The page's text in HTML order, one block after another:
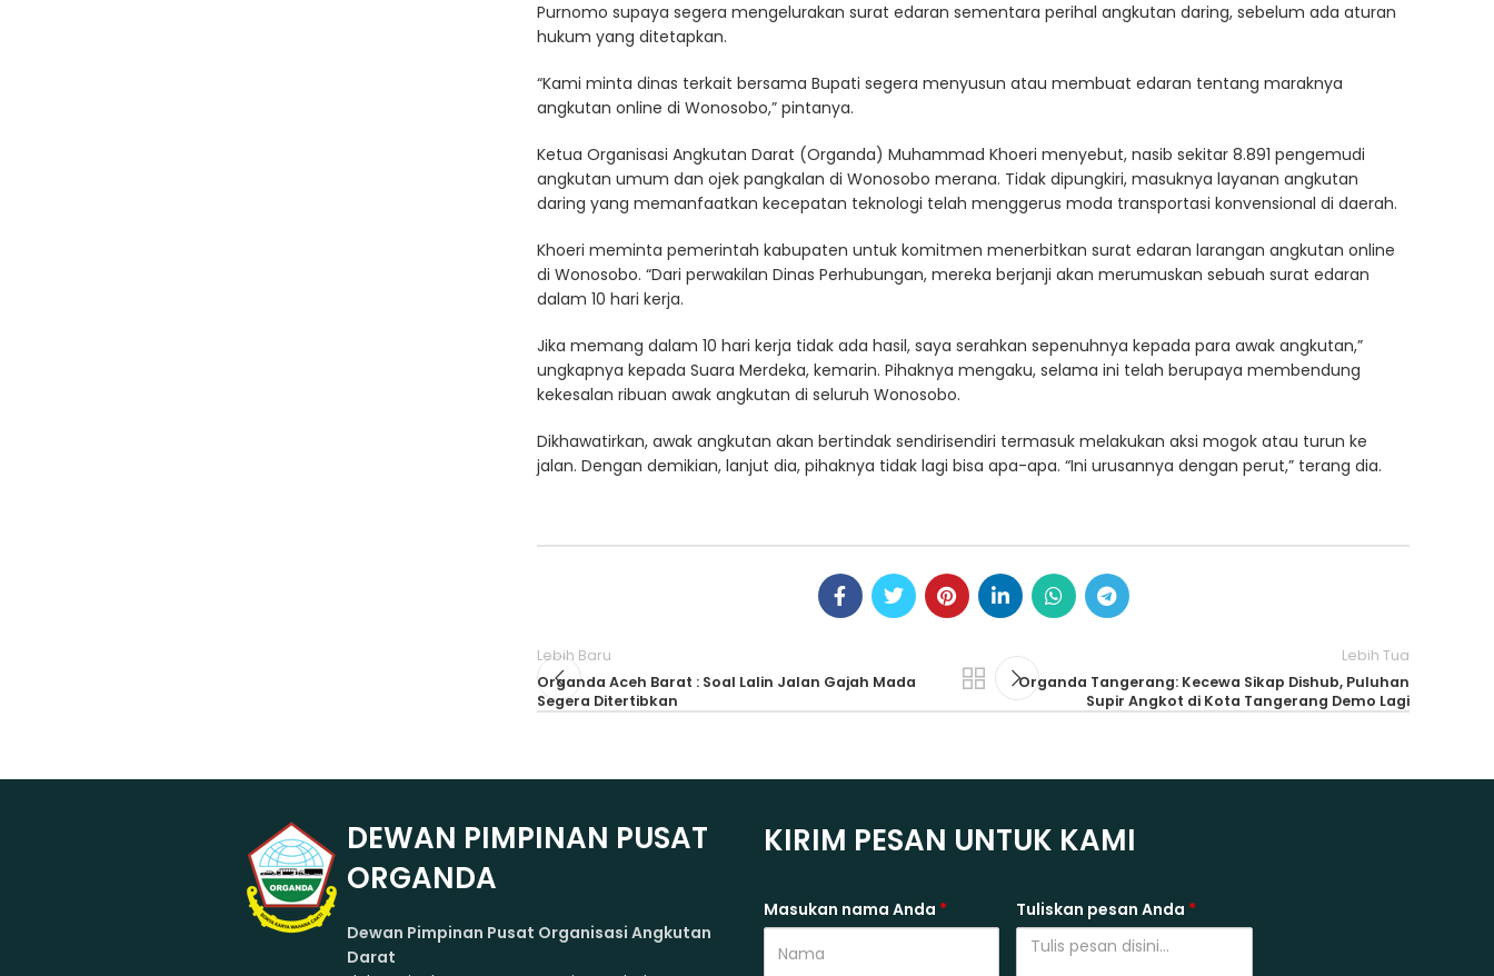
Purnomo supaya segera mengelurakan surat edaran sementara perihal angkutan daring, sebelum ada aturan
hukum yang ditetapkan.
“Kami minta dinas terkait bersama Bupati segera menyusun atau membuat edaran tentang maraknya
angkutan online di Wonosobo,” pintanya.
Ketua Organisasi Angkutan Darat (Organda) Muhammad Khoeri menyebut, nasib sekitar 8.891 pengemudi
angkutan umum dan ojek pangkalan di Wonosobo merana. Tidak dipungkiri, masuknya layanan angkutan
daring yang memanfaatkan kecepatan teknologi telah menggerus moda transportasi konvensional di daerah.
Khoeri meminta pemerintah kabupaten untuk komitmen menerbitkan surat edaran larangan angkutan online
di Wonosobo. “Dari perwakilan Dinas Perhubungan, mereka berjanji akan merumuskan sebuah surat edaran
dalam 10 hari kerja.
Jika memang dalam 10 hari kerja tidak ada hasil, saya serahkan sepenuhnya kepada para awak angkutan,”
ungkapnya kepada Suara Merdeka, kemarin. Pihaknya mengaku, selama ini telah berupaya membendung
kekesalan ribuan awak angkutan di seluruh Wonosobo.
Dikhawatirkan, awak angkutan akan bertindak sendirisendiri termasuk melakukan aksi mogok atau turun ke
jalan. Dengan demikian, lanjut dia, pihaknya tidak lagi bisa apa-apa. “Ini urusannya dengan perut,” terang dia.
Lebih Baru
Organda Aceh Barat : Soal Lalin Jalan Gajah Mada
Segera Ditertibkan
Lebih Tua
Organda Tangerang: Kecewa Sikap Dishub, Puluhan
Supir Angkot di Kota Tangerang Demo Lagi
DEWAN PIMPINAN PUSAT
ORGANDA
Dewan Pimpinan Pusat Organisasi Angkutan
Darat
KIRIM PESAN UNTUK KAMI
Masukan nama Anda * Tuliskan pesan Anda *